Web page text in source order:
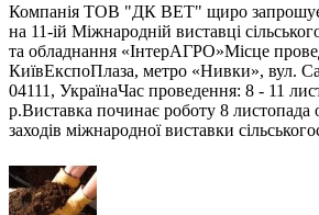
Компанія ТОВ "ДК ВЕТ" щиро запрошує
на 11-ій Міжнародній виставці
та обладнання «ІнтерАГРО»Місце
КиївЕкспоПлаза, метро «Нивки», вул.
04111, УкраїнаЧас проведення: 8 - 11
р.Виставка починає роботу 8 листопада
заходів міжнародної виставки